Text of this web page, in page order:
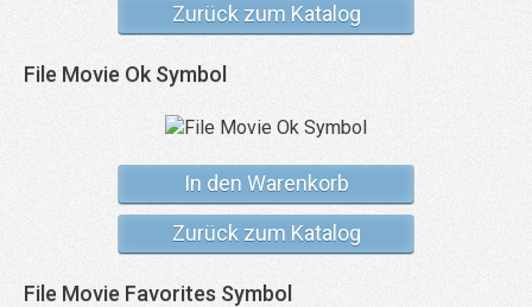
Zurück zum Katalog
File Movie Ok Symbol
In den Warenkorb
Zurück zum Katalog
File Movie Favorites Symbol